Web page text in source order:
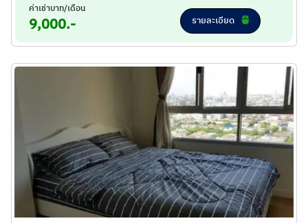
ค่าเช่าบาท/เดือน
9,000.- รายละเอียด